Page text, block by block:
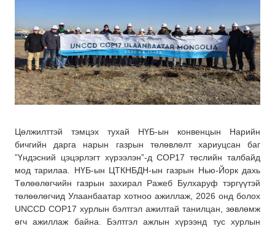
Цөлжилттэй тэмцэх тухай НҮБ-ын конвенцын Нарийн
бичгийн дарга нарын газрын төлөвлөлт хариуцсан баг
”Үндэсний цэцэрлэгт хүрээлэн”-д COP17 төслийн талбайд
мод тарилаа. НҮБ-ын ЦТКНБДН-ын газрын Нью-Йорк дахь
Төлөөлөгчийн газрын захирал Ражеб Булхаруф тэргүүтэй
төлөөлөгчид Улаанбаатар хотноо ажиллаж, 2026 онд болох
UNCCD COP17 хурлын бэлтгэл ажилтай танилцан, зөвлөмж
өгч ажиллаж байна. Бэлтгэл ажлын хүрээнд тус хурлын